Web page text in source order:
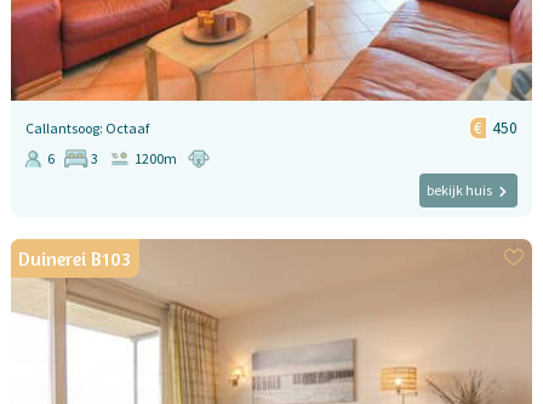
Callantsoog: Octaaf 450
6 3
1200m
bekijk huis
Duinerei B103